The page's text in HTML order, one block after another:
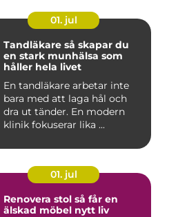
01. jul
Tandläkare så skapar du
en stark munhälsa som
håller hela livet
En tandläkare arbetar inte
bara med att laga hål och
dra ut tänder. En modern
klinik fokuserar lika ...
01. jul
Renovera stol så får en
älskad möbel nytt liv